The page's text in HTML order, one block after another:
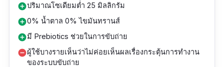
add_circleปริมาณโซเดียมต่ำ 25 มิลลิกรัม
add_circle0% น้ำตาล 0% ไขมันทรานส์
add_circleมี Prebiotics ช่วยในการขับถ่าย
remove_circleผู้ใช้บางรายเห็นว่าไม่ค่อยเห็นผลเรื่องกระตุ้นการทำงาน
ของระบบขับถ่าย